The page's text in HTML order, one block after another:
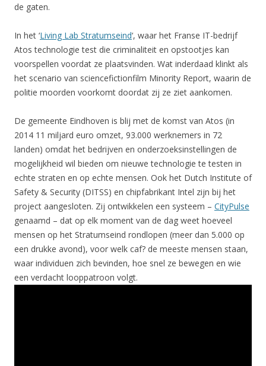
de gaten.
In het ‘Living Lab Stratumseind‘, waar het Franse IT-bedrijf
Atos technologie test die criminaliteit en opstootjes kan
voorspellen voordat ze plaatsvinden. Wat inderdaad klinkt als
het scenario van sciencefictionfilm Minority Report, waarin de
politie moorden voorkomt doordat zij ze ziet aankomen.
De gemeente Eindhoven is blij met de komst van Atos (in
2014 11 miljard euro omzet, 93.000 werknemers in 72
landen) omdat het bedrijven en onderzoeksinstellingen de
mogelijkheid wil bieden om nieuwe technologie te testen in
echte straten en op echte mensen. Ook het Dutch Institute of
Safety & Security (DITSS) en chipfabrikant Intel zijn bij het
project aangesloten. Zij ontwikkelen een systeem – CityPulse
genaamd – dat op elk moment van de dag weet hoeveel
mensen op het Stratumseind rondlopen (meer dan 5.000 op
een drukke avond), voor welk caf? de meeste mensen staan,
waar individuen zich bevinden, hoe snel ze bewegen en wie
een verdacht looppatroon volgt.